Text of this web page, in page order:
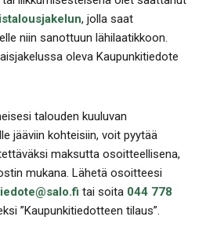
, jolla saat
niin sanottuun lähilaatikkoon.
oleva Kaupunkitiedote
talouden kuuluvan
jääviin kohteisiin, voit pyytää
maksutta osoitteellisena,
mukana. Lähetä osoitteesi
tai soita 044 778
”Kaupunkitiedotteen tilaus”.